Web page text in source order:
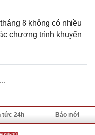
8 không có nhiều
chương trình khuyến
tức 24h Báo mới